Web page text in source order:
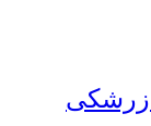
زرشکی